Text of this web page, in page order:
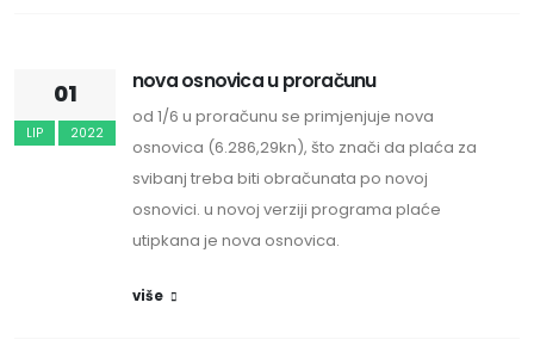
01
LIP 2022
nova osnovica u proračunu
od 1/6 u proračunu se primjenjuje nova
osnovica (6.286,29kn), što znači da plaća za
svibanj treba biti obračunata po novoj
osnovici. u novoj verziji programa plaće
utipkana je nova osnovica.
više